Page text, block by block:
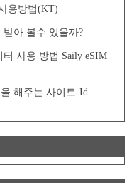
용방법(KT)
아 볼수 있을까?
사용 방법 Saily eSIM
해주는 사이트-Id